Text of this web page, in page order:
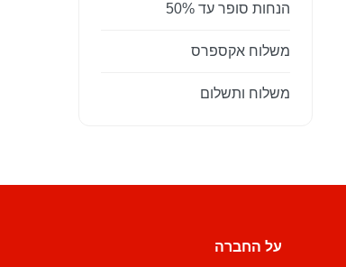
הנחות סופר עד 50%
משלוח אקספרס
משלוח ותשלום
על החברה